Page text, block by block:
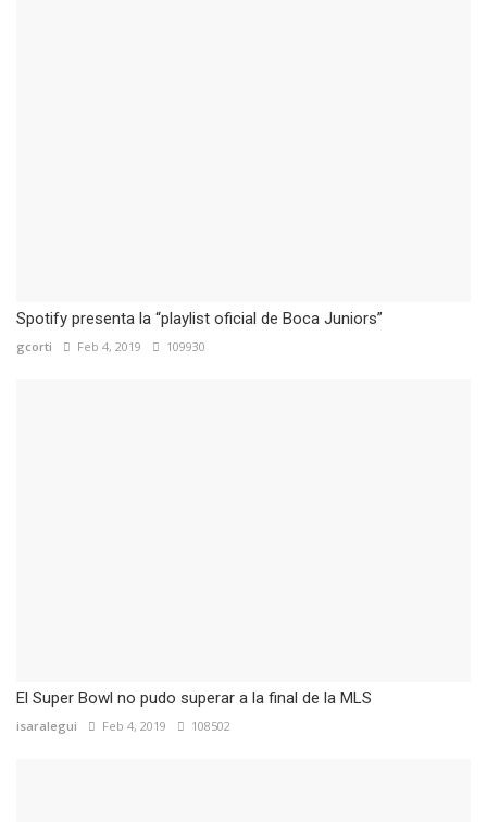
Spotify presenta la “playlist oficial de Boca Juniors”
gcorti Feb 4, 2019 109930
El Super Bowl no pudo superar a la final de la MLS
isaralegui Feb 4, 2019 108502